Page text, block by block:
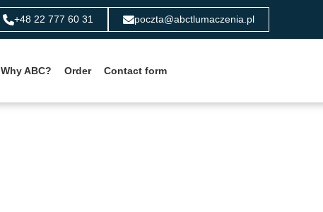
+48 22 777 60 31 poczta@abctlumaczenia.pl
Why ABC? Order Contact form